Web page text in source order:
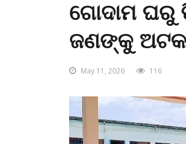
ଗୋଦାମ ଘରୁ
ଜଣଙ୍କୁ ଅଟକ
May 11, 2026 116